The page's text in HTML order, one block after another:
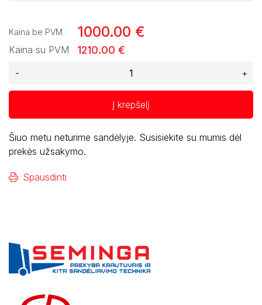
Kaina be PVM 1000.00 €
Kaina su PVM 1210.00 €
- +
Į krepšelį
Šiuo metu neturime sandėlyje. Susisiekite su mumis dėl
prekės užsakymo.
Spausdinti